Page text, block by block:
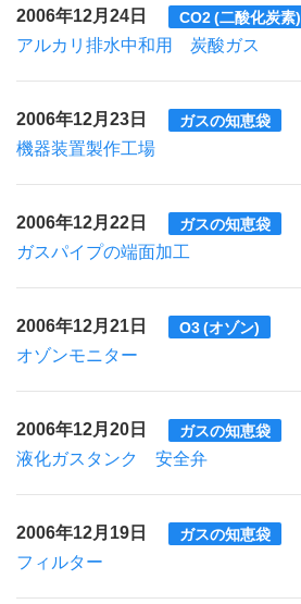
2006年12月24日 CO2 (二酸化炭素)
アルカリ排水中和用 炭酸ガス
2006年12月23日 ガスの知恵袋
機器装置製作工場
2006年12月22日 ガスの知恵袋
ガスパイプの端面加工
2006年12月21日 O3 (オゾン)
オゾンモニター
2006年12月20日 ガスの知恵袋
液化ガスタンク 安全弁
2006年12月19日 ガスの知恵袋
フィルター